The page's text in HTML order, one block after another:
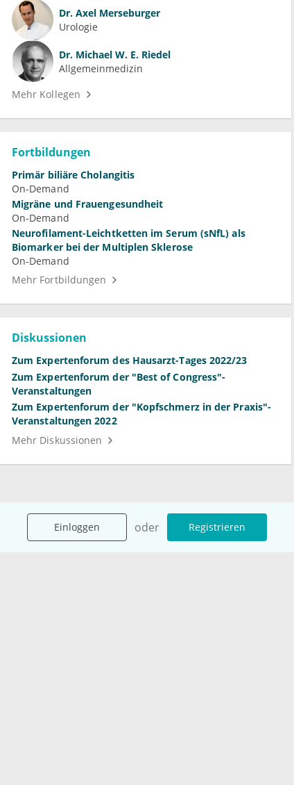
Einloggen oder Registrieren
Dr. Axel Merseburger
Urologie
Dr. Michael W. E. Riedel
Allgemeinmedizin
Mehr Kollegen
Fortbildungen
Primär biliäre Cholangitis
On-Demand
Migräne und Frauengesundheit
On-Demand
Neurofilament-Leichtketten im Serum (sNfL) als
Biomarker bei der Multiplen Sklerose
On-Demand
Mehr Fortbildungen
Diskussionen
Zum Expertenforum des Hausarzt-Tages 2022/23
Zum Expertenforum der "Best of Congress"-
Veranstaltungen
Zum Expertenforum der "Kopfschmerz in der Praxis"-
Veranstaltungen 2022
Mehr Diskussionen
Unternehmen
Ressourcen